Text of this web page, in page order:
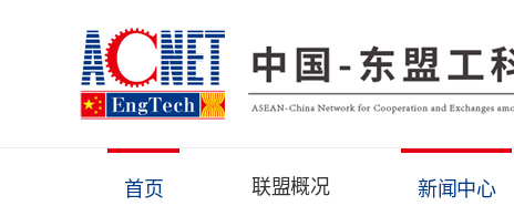
首页 联盟概况 新闻中心